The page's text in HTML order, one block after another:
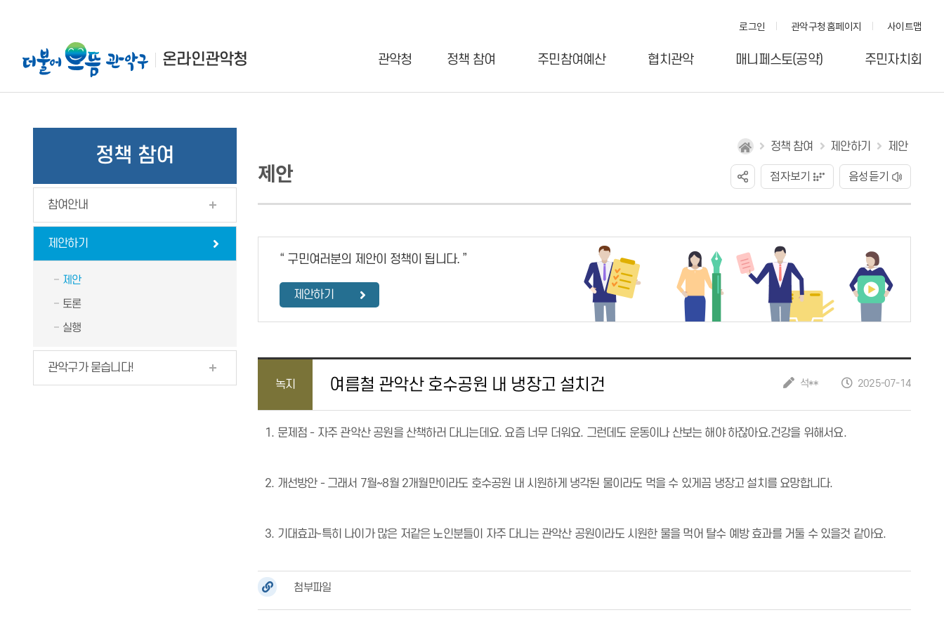
기
가
로
로그인 관악구청 홈페이지 사이트맵
온라인관악청 관악청 정책 참여 주민참여예산 협치관악 매니페스토(공약) 주민자치회
정책 참여
참여안내
제안하기
제안
토론
실행
관악구가 묻습니다!
정책 참여 제안하기 제안
제안 점자보기 음성듣기
“ 구민여러분의 제안이 정책이 됩니다. ”
제안하기
녹지 여름철 관악산 호수공원 내 냉장고 설치건 석** 2025-07-14
1. 문제점 - 자주 관악산 공원을 산책하러 다니는데요. 요즘 너무 더워요. 그런데도 운동이나 산보는 해야 하잖아요.건강을 위해서요.
2. 개선방안 - 그래서 7월~8월 2개월만이라도 호수공원 내 시원하게 냉각된 물이라도 먹을 수 있게끔 냉장고 설치를 요망합니다.
3. 기대효과-특히 나이가 많은 저같은 노인분들이 자주 다니는 관악산 공원이라도 시원한 물을 먹어 탈수 예방 효과를 거둘 수 있을것 같아요.
첨부파일